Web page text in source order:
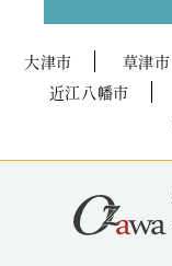
大津市 草津市
近江八幡市